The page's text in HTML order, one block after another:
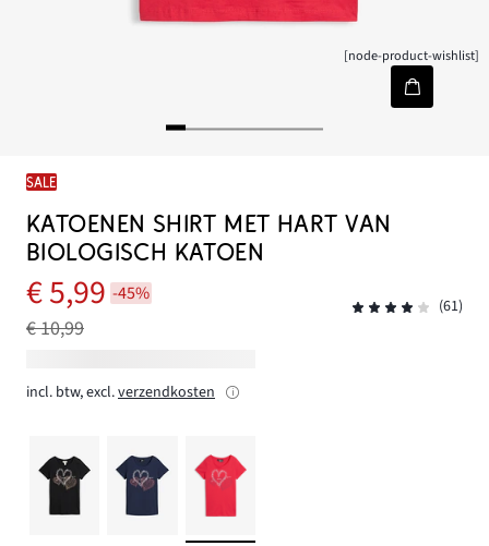
[node-product-wishlist]
SALE
KATOENEN SHIRT MET HART VAN
BIOLOGISCH KATOEN
€ 5,99 -45%
€ 10,99
(61)
incl. btw, excl.verzendkosten